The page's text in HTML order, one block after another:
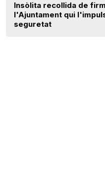
Insòlita recollida de
l'Ajuntament qui
seguretat